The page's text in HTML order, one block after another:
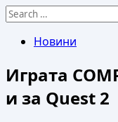
Search
Новини
Играта
и за Quest 2